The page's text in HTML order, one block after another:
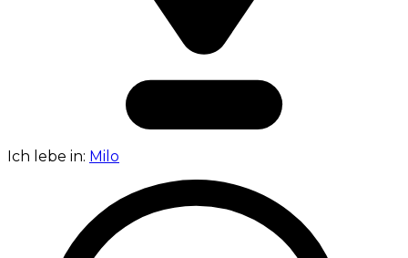
Ich lebe in: Milo